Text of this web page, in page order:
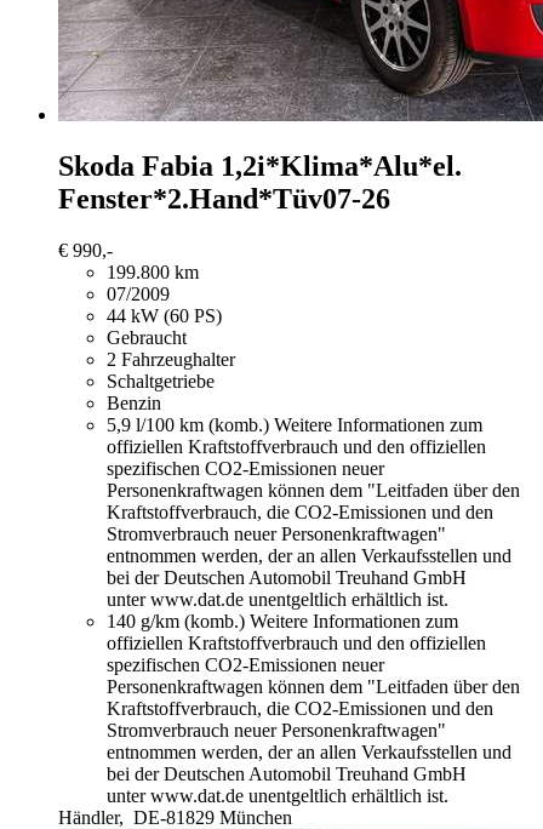
Skoda Fabia 1,2i*Klima*Alu*el.
Fenster*2.Hand*Tüv07-26
€ 990,-
199.800 km
07/2009
44 kW (60 PS)
Gebraucht
2 Fahrzeughalter
Schaltgetriebe
Benzin
5,9 l/100 km (komb.) Weitere Informationen zum
offiziellen Kraftstoffverbrauch und den offiziellen
spezifischen CO2-Emissionen neuer
Personenkraftwagen können dem "Leitfaden über den
Kraftstoffverbrauch, die CO2-Emissionen und den
Stromverbrauch neuer Personenkraftwagen"
entnommen werden, der an allen Verkaufsstellen und
bei der Deutschen Automobil Treuhand GmbH
unter www.dat.de unentgeltlich erhältlich ist.
140 g/km (komb.) Weitere Informationen zum
offiziellen Kraftstoffverbrauch und den offiziellen
spezifischen CO2-Emissionen neuer
Personenkraftwagen können dem "Leitfaden über den
Kraftstoffverbrauch, die CO2-Emissionen und den
Stromverbrauch neuer Personenkraftwagen"
entnommen werden, der an allen Verkaufsstellen und
bei der Deutschen Automobil Treuhand GmbH
unter www.dat.de unentgeltlich erhältlich ist.
Händler, DE-81829 München